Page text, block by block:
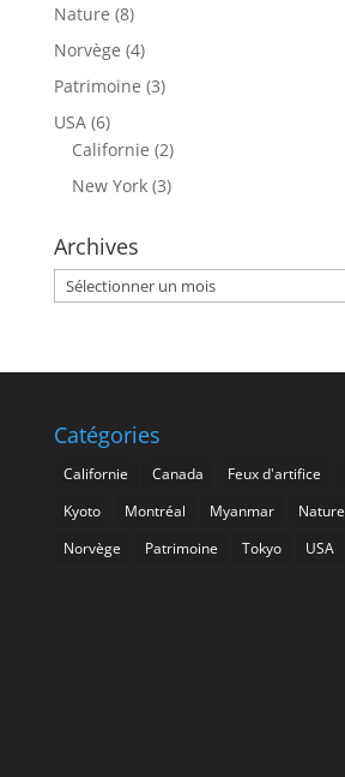
Nature (8)
Norvège (4)
Patrimoine (3)
USA(6)
Californie (2)
New York(3)
Archives
Archives
Catégories
Californie Canada Feux d'artifice
Kyoto
Montréal Myanmar Nature
Norvège
Patrimoine Tokyo USA